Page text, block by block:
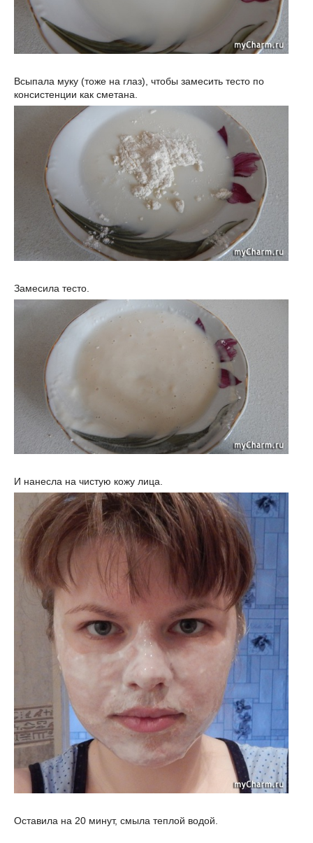
Всыпала муку (тоже на глаз), чтобы замесить тесто по
консистенции как сметана.
Замесила тесто.
И нанесла на чистую кожу лица.
Оставила на 20 минут, смыла теплой водой.